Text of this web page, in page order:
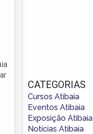
CATEGORIAS
Cursos Atibaia
Eventos Atibaia
Exposição Atibaia
Notícias Atibaia